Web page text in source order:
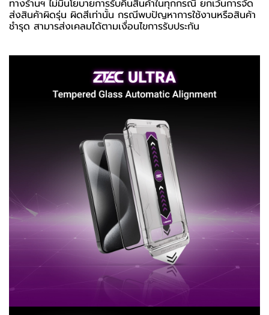
ทางร้านฯ ไม่มีนโยบายการรับคืนสินค้าในทุกกรณี ยกเว้นการจัด
ส่งสินค้าผิดรุ่น ผิดสีเท่านั้น กรณีพบปัญหาการใช้งานหรือสินค้า
ชำรุด สามารส่งเคลมได้ตามเงื่อนไขการรับประกัน